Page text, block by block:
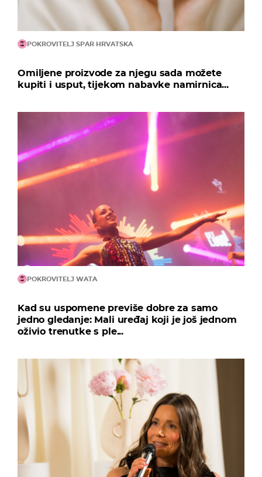
POKROVITELJ SPAR HRVATSKA
Omiljene proizvode za njegu sada možete
kupiti i usput, tijekom nabavke namirnica...
POKROVITELJ WATA
Kad su uspomene previše dobre za samo
jedno gledanje: Mali uređaj koji je još jednom
oživio trenutke s ple...